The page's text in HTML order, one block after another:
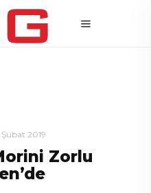
2019
Zorlu